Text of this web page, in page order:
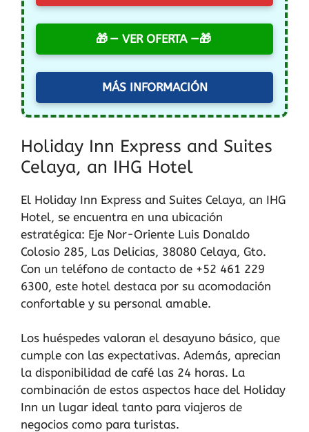
— VER OFERTA —
MÁS INFORMACIÓN
Holiday Inn Express and Suites
Celaya, an IHG Hotel
El Holiday Inn Express and Suites Celaya, an IHG
Hotel, se encuentra en una ubicación
estratégica: Eje Nor-Oriente Luis Donaldo
Colosio 285, Las Delicias, 38080 Celaya, Gto.
Con un teléfono de contacto de +52 461 229
6300, este hotel destaca por su acomodación
confortable y su personal amable.
Los huéspedes valoran el desayuno básico, que
cumple con las expectativas. Además, aprecian
la disponibilidad de café las 24 horas. La
combinación de estos aspectos hace del Holiday
Inn un lugar ideal tanto para viajeros de
negocios como para turistas.